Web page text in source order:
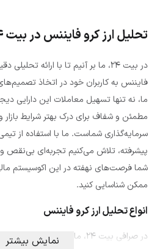
تحلیل ارز کرو فایننس در بیت ۲۴
در بیت ۲۴، ما بر آنیم تا با ارائه
فایننس به کاربران خود در اتخاذ
ما، نه تنها تسهیل معاملات این دارایی
مطمئن و شفاف برای درک بهتر شرایط بازار
سرمایه‌گذاری شماست. ما با استفاده از
پیشرفته، تلاش می‌کنیم تجربه‌ای بی‌نقص و
شما فرصت‌های نهفته در این اکوسیستم
ممکن شناسایی کنید.
انواع تحلیل ارز کرو فایننس
در صرافی بیت ۲۴، ما برای بررسی
نمایش بیشتر